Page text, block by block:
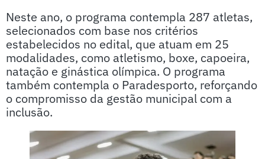
Neste ano, o programa contempla 287 atletas,
selecionados com base nos critérios
estabelecidos no edital, que atuam em 25
modalidades, como atletismo, boxe, capoeira,
natação e ginástica olímpica. O programa
também contempla o Paradesporto, reforçando
o compromisso da gestão municipal com a
inclusão.